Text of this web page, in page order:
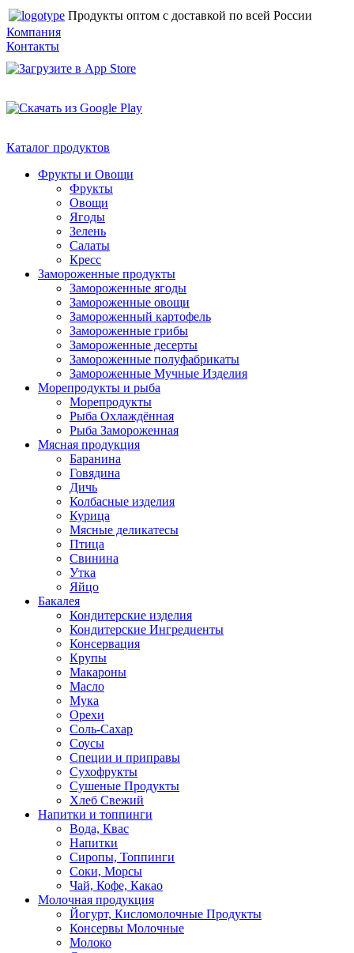
Продукты оптом с доставкой по всей России
Компания
Контакты
Каталог продуктов
Фрукты и Овощи
Фрукты
Овощи
Ягоды
Зелень
Салаты
Кресс
Замороженные продукты
Замороженные ягоды
Замороженные овощи
Замороженный картофель
Замороженные грибы
Замороженные десерты
Замороженные полуфабрикаты
Замороженные Мучные Изделия
Морепродукты и рыба
Морепродукты
Рыба Охлаждённая
Рыба Замороженная
Мясная продукция
Баранина
Говядина
Дичь
Колбасные изделия
Курица
Мясные деликатесы
Птица
Свинина
Утка
Яйцо
Бакалея
Кондитерские изделия
Кондитерские Ингредиенты
Консервация
Крупы
Макароны
Масло
Мука
Орехи
Соль-Сахар
Соусы
Специи и приправы
Сухофрукты
Сушеные Продукты
Хлеб Свежий
Напитки и топпинги
Вода, Квас
Напитки
Сиропы, Топпинги
Соки, Морсы
Чай, Кофе, Какао
Молочная продукция
Йогурт, Кисломолочные Продукты
Консервы Молочные
Молоко